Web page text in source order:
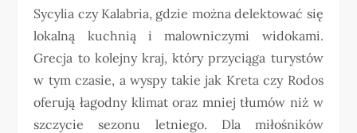
Sycylia czy Kalabria, gdzie można delektować się
lokalną kuchnią i malowniczymi widokami.
Grecja to kolejny kraj, który przyciąga turystów
w tym czasie, a wyspy takie jak Kreta czy Rodos
oferują łagodny klimat oraz mniej tłumów niż w
szczycie sezonu letniego. Dla miłośników